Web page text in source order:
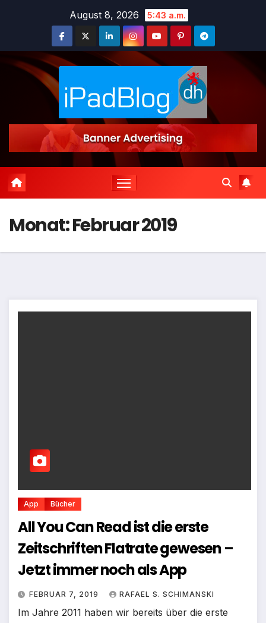
August 8, 2026 5:43 a.m.
Monat:Februar 2019
App Bücher
All You Can Read ist die erste
Zeitschriften Flatrate gewesen –
Jetzt immer noch als App
FEBRUAR 7, 2019 RAFAEL S. SCHIMANSKI
Im Jahre 2011 haben wir bereits über die erste